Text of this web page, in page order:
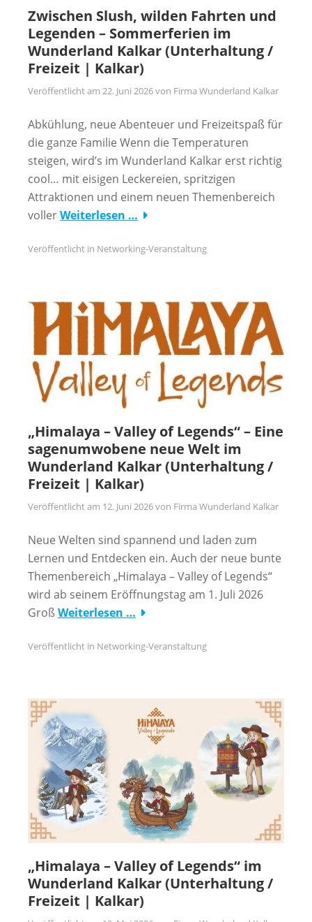
Zwischen Slush, wilden Fahrten und
Legenden – Sommerferien im
Wunderland Kalkar (Unterhaltung /
Freizeit | Kalkar)
Veröffentlicht am 22. Juni 2026von Firma Wunderland Kalkar
Abkühlung, neue Abenteuer und Freizeitspaß für
die ganze Familie Wenn die Temperaturen
steigen, wird’s im Wunderland Kalkar erst richtig
cool… mit eisigen Leckereien, spritzigen
Attraktionen und einem neuen Themenbereich
vollerWeiterlesen …
Veröffentlicht in Networking-Veranstaltung
„Himalaya – Valley of Legends“ – Eine
sagenumwobene neue Welt im
Wunderland Kalkar (Unterhaltung /
Freizeit | Kalkar)
Veröffentlicht am 12. Juni 2026von Firma Wunderland Kalkar
Neue Welten sind spannend und laden zum
Lernen und Entdecken ein. Auch der neue bunte
Themenbereich „Himalaya – Valley of Legends“
wird ab seinem Eröffnungstag am 1. Juli 2026
GroßWeiterlesen …
Veröffentlicht in Networking-Veranstaltung
„Himalaya – Valley of Legends“ im
Wunderland Kalkar (Unterhaltung /
Freizeit | Kalkar)